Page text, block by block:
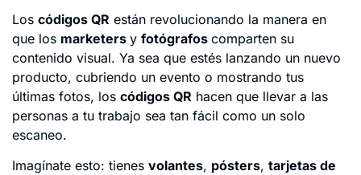
Los códigos QR están revolucionando la manera en
que los marketers y fotógrafos comparten su
contenido visual. Ya sea que estés lanzando un nuevo
producto, cubriendo un evento o mostrando tus
últimas fotos, los códigos QR hacen que llevar a las
personas a tu trabajo sea tan fácil como un solo
escaneo.
Imagínate esto: tienes volantes, pósters, tarjetas de